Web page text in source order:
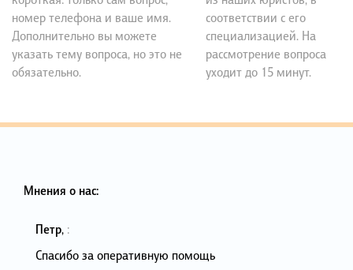
номер телефона и ваше имя.
Дополнительно вы можете
указать тему вопроса, но это не
обязательно.
соответствии с его
специализацией. На
рассмотрение вопроса
уходит до 15 минут.
Мнения о нас:
Петр, :
Спасибо за оперативную помощь